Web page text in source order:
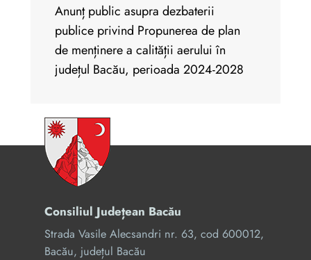
Anunț public asupra dezbaterii
publice privind Propunerea de plan
de menținere a calității aerului în
județul Bacău, perioada 2024-2028
Consiliul Județean Bacău
Strada Vasile Alecsandri nr. 63, cod 600012,
Bacău, județul Bacău